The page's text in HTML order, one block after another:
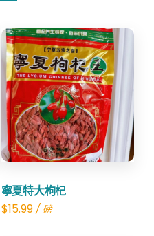
寧夏特大枸杞
$15.99/ 磅
Share